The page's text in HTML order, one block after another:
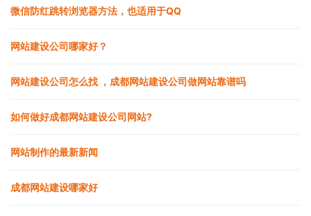
微信防红跳转浏览器方法，也适用于QQ
网站建设公司哪家好？
网站建设公司怎么找 ，成都网站建设公司做网站靠谱吗
如何做好成都网站建设公司网站?
网站制作的最新新闻
成都网站建设哪家好